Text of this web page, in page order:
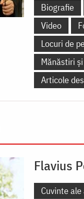
Biografie
Video
Locuri de
Mănăstiri
Articole
Flavius
Cuvinte